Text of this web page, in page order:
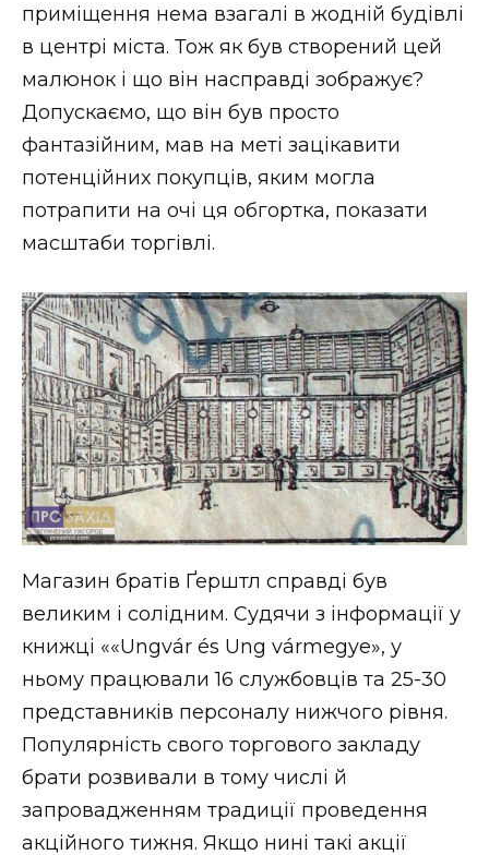
приміщення нема взагалі в жодній будівлі
в центрі міста. Тож як був створений цей
малюнок і що він насправді зображує?
Допускаємо, що він був просто
фантазійним, мав на меті зацікавити
потенційних покупців, яким могла
потрапити на очі ця обгортка, показати
масштаби торгівлі.
Магазин братів Ґерштл справді був
великим і солідним. Судячи з інформації у
книжці ««Ungvár és Ung vármegye», у
ньому працювали 16 службовців та 25-30
представників персоналу нижчого рівня.
Популярність свого торгового закладу
брати розвивали в тому числі й
запровадженням традиції проведення
акційного тижня. Якщо нині такі акції